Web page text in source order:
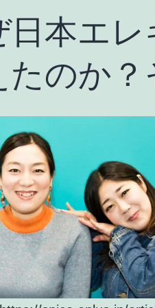
日本エ
たのか？